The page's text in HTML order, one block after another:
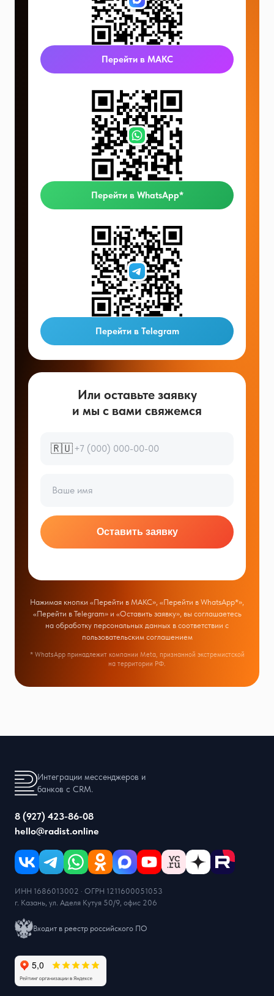
Перейти в МАКС
Перейти в WhatsApp*
Перейти в Telegram
Или оставьте заявку
и мы с вами свяжемся
🇷🇺
Оставить заявку
Нажимая кнопки «Перейти в МАКС», «Перейти в WhatsApp*»,
«Перейти в Telegram» и «Оставить заявку», вы соглашаетесь
на обработку персональных данных в соответствии с
пользовательским соглашением
* WhatsApp принадлежит компании Meta, признанной экстремистской
на территории РФ.
Интеграции мессенджеров и
банков с CRM.
8 (927) 423-86-08
hello@radist.online
ИНН 1686013002 · ОГРН 1211600051053
г. Казань, ул. Аделя Кутуя 50/9, офис 206
Входит в реестр российского ПО